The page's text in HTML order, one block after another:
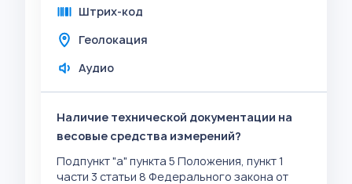
Штрих-код
Геолокация
Аудио
Наличие технической документации на
весовые средства измерений?
Подпункт "а" пункта 5 Положения, пункт 1
части 3 статьи 8 Федерального закона от